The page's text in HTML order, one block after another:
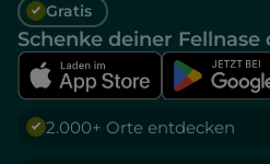
Gratis
Schenke deiner Fellnase
2.000+ Orte entdecken